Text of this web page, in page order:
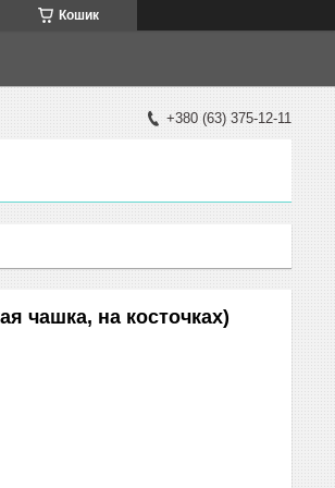
Кошик
+380 (63) 375-12-11
чашка, на косточках)